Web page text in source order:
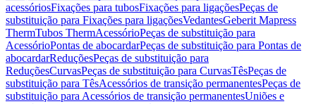
acessóriosFixações para tubosFixações para ligaçõesPeças de
substituição para Fixações para ligaçõesVedantesGeberit Mapress
ThermTubos ThermAcessórioPeças de substituição para
AcessórioPontas de abocardarPeças de substituição para Pontas de
abocardarReduçõesPeças de substituição para
ReduçõesCurvasPeças de substituição para CurvasTêsPeças de
substituição para TêsAcessórios de transição permanentesPeças de
substituição para Acessórios de transição permanentesUniões e